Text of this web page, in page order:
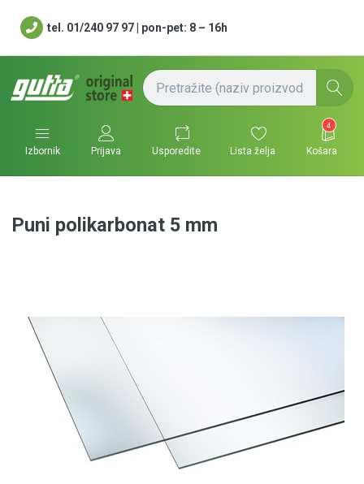
tel. 01/240 97 97 | pon-pet: 8 – 16h
Izbornik Prijava Usporedite Lista želja
4
Košara
Puni polikarbonat 5 mm